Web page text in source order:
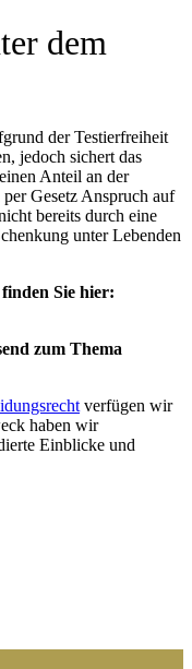
dem
der Testierfreiheit
jedoch sichert das
Anteil an der
per Gesetz Anspruch auf
bereits durch eine
unter Lebenden
Sie hier:
zum Thema
verfügen wir
haben wir
Einblicke und